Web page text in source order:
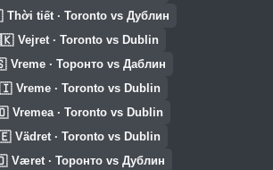
Thời tiết · Toronto vs Дублин
Vejret · Toronto vs Dublin
Vreme · Торонто vs Даблин
Vreme · Toronto vs Dublin
Vremea · Toronto vs Dublin
Vädret · Toronto vs Dublin
Været · Торонто vs Дублин